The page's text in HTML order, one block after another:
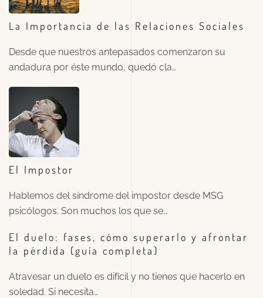
La Importancia de las Relaciones Sociales
Desde que nuestros antepasados comenzaron su
andadura por éste mundo, quedó cla…
El Impostor
Hablemos del síndrome del impostor desde MSG
psicólogos. Son muchos los que se…
El duelo: fases, cómo superarlo y afrontar
la pérdida (guía completa)
Atravesar un duelo es difícil y no tienes que hacerlo en
soledad. Si necesita…